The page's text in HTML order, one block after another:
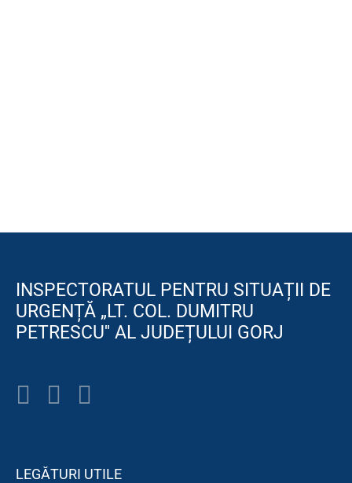
INSPECTORATUL PENTRU SITUAȚII DE
URGENȚĂ „LT. COL. DUMITRU
PETRESCU'' AL JUDEȚULUI GORJ
LEGĂTURI UTILE